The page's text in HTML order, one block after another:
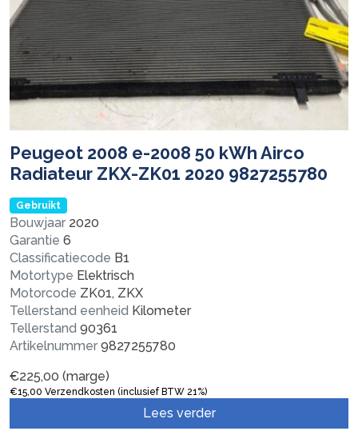
Peugeot 2008 e-2008 50 kWh Airco
Radiateur ZKX-ZK01 2020 9827255780
Gebruikt
Bouwjaar 2020
Garantie 6
Classificatiecode B1
Motortype Elektrisch
Motorcode ZK01, ZKX
Tellerstand eenheid Kilometer
Tellerstand 90361
Artikelnummer 9827255780
€225,00 (marge)
€15,00 Verzendkosten (inclusief BTW 21%)
Lees verder